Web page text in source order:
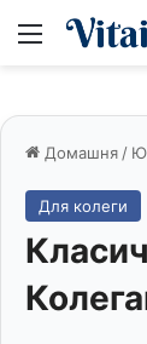
Меню
Домашня /
Для колеги